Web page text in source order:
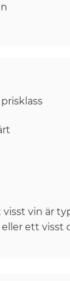
vin är
ett visst